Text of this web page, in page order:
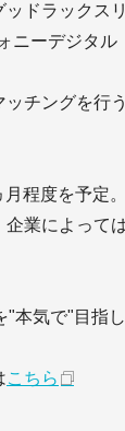
ドラックス
ニーデジタル
チングを行
程度を予定
業によって
本気で"目指
こちら